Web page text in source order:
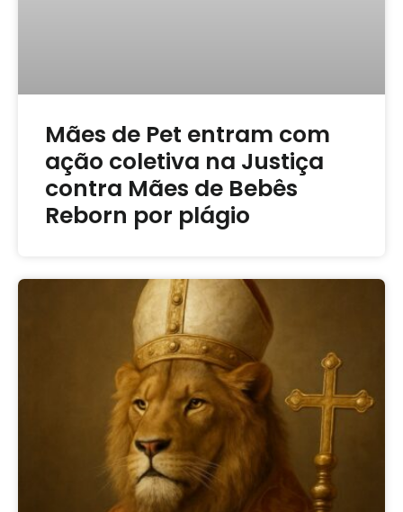
Mães de Pet entram com
ação coletiva na Justiça
contra Mães de Bebês
Reborn por plágio